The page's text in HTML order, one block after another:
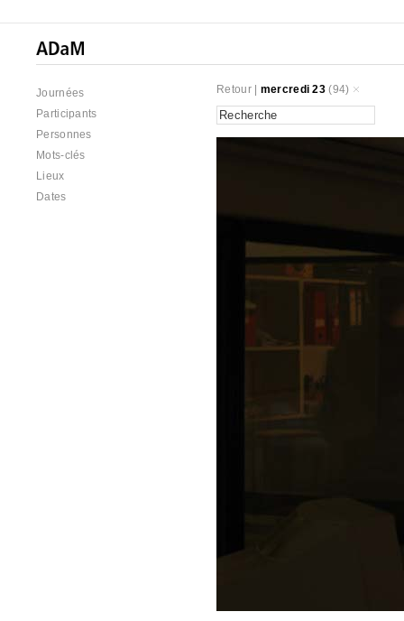
Journées
Participants
Personnes
Mots-clés
Lieux
Dates
Retour| mercredi 23 (94)